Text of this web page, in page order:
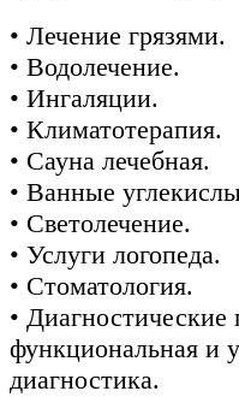
• Лечение грязями.
• Водолечение.
• Ингаляции.
• Климатотерапия.
• Сауна лечебная.
• Ванные
• Светолечение.
• Услуги логопеда.
• Стоматология.
•
функциональная и
диагностика.